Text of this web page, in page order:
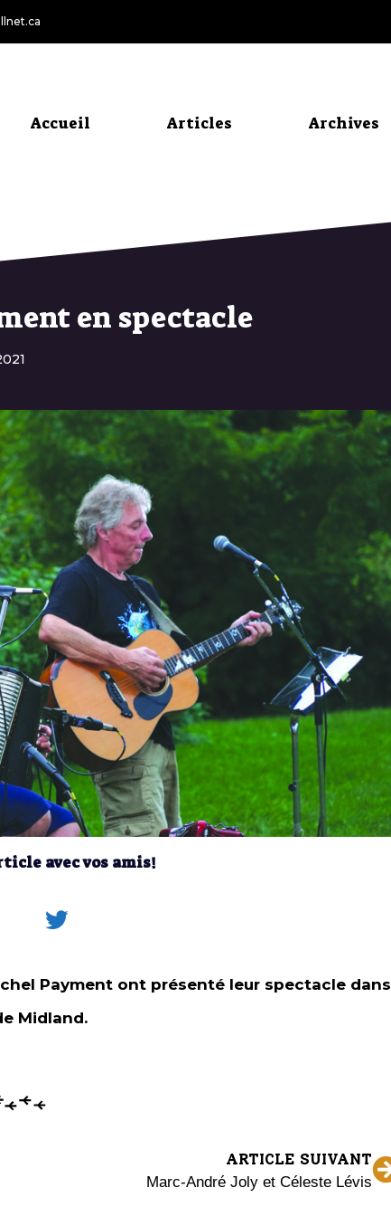
Accueil Articles Archives
en spectacle
avec vos amis!
Payment ont présenté leur spectacle dans
Midland.
ARTICLE SUIVANT
Marc-André Joly et Céleste Lévis